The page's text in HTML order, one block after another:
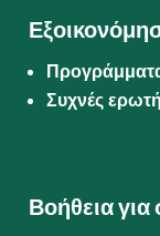
Συχνές
Βοήθεια για